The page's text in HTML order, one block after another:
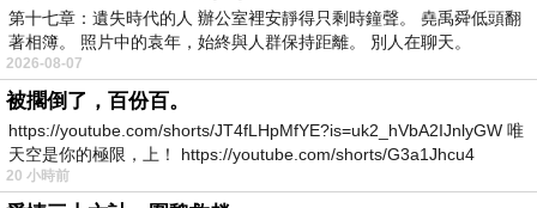
很壞耶 ><〞
.
.
.
.
第十七章：遺失時代的人 辦公室裡安靜得只剩時鐘聲。 堯禹舜低頭翻
著相簿。 照片中的袁年，始終與人群保持距離。 別人在聊天。
2026-08-07
被擱倒了，百份百。
https://youtube.com/shorts/JT4fLHpMfYE?is=uk2_hVbA2IJnlyGW 唯
天空是你的極限，上！ https://youtube.com/shorts/G3a1Jhcu4
20 小時前